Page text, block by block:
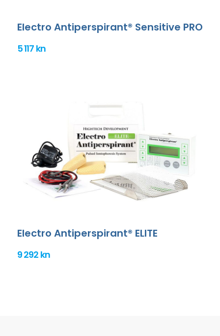
Electro Antiperspirant® Sensitive PRO
5 117 kn
Electro Antiperspirant® ELITE
9 292 kn